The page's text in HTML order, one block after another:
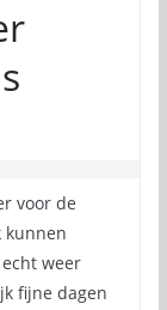
voor de
kunnen
weer
fijne dagen